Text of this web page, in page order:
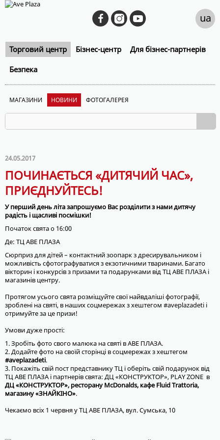
Торговий центр Бізнес-центр Для бізнес-партнерів
Безпека
ua
МАГАЗИНИ НОВИНИ ФОТОГАЛЕРЕЯ
24.05.2017
ПОЧИНАЄТЬСЯ «ДИТЯЧИЙ ЧАС»,
ПРИЄДНУЙТЕСЬ!
У перший день літа запрошуємо Вас розділити з нами дитячу
радість і щасливі посмішки!
Початок свята о 16:00
Де: ТЦ АВЕ ПЛАЗА
Сюрприз для дітей – контактний зоопарк з дресирувальником і
можливість сфотографуватися з екзотичними тваринами. Багато
вікторин і конкурсів з призами та подарунками від ТЦ АВЕ ПЛАЗА і
магазинів центру.
Протягом усього свята розміщуйте свої найвдаліші фотографії,
зроблені на святі, в наших соцмережах з хештегом #aveplazadeti і
отримуйте за це призи!
Умови дуже прості:
1. Зробіть фото свого малюка на святі в АВЕ ПЛАЗА.
2. Додайте фото на своїй сторінці в соцмережах з хештегом
#aveplazadeti.
3. Покажіть свій пост представнику ТЦ і оберіть свій подарунок від
ТЦ АВЕ ПЛАЗА і партнерів свята: ДЦ «КОНСТРУКТОР», PLAY ZONE в
ДЦ «КОНСТРУКТОР», ресторану McDonalds, кафе Fluid Trattoria,
магазину «ЗНАЙКІНО».
Чекаємо всіх 1 червня у ТЦ АВЕ ПЛАЗА, вул. Сумська, 10